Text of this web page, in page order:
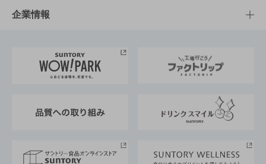
栄養成分一覧
工場見学
地域情報
サントリーホール
サントリーサンバーズ大阪
サステナビリティTOP
サントリーが考えるサステナビリティ経営
企業情報
企業概要
採用情報